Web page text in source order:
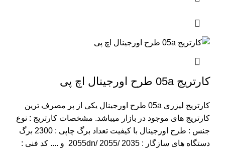
کارتریج 05a طرح اورجینال اچ پی
کارتریج لیزری 05a طرح اورجینال یکی از پر مصرف ترین
کارتریج های موجود در بازار میباشد. مشخصات کارتریج : نوع
جنس : طرح اورجینال با کیفیت تعداد برگ چاپی : 2300 برگ
دستگاه های سازگار : 2055dn/ 2055/ 2035 و ....
کد فنی :